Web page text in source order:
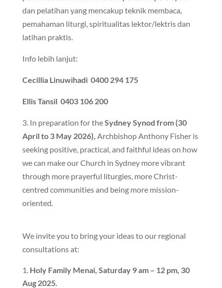
dan pelatihan yang mencakup teknik membaca,
pemahaman liturgi, spiritualitas lektor/lektris dan
latihan praktis.
Info lebih lanjut:
Cecillia Linuwihadi 0400 294 175
Ellis Tansil 0403 106 200
3. In preparation for theSydney Synod from (30
April to 3 May 2026), Archbishop Anthony Fisher is
seeking positive, practical, and faithful ideas on how
we can make our Church in Sydney more vibrant
through more prayerful liturgies, more Christ-
centred communities and being more mission-
oriented.
We invite you to bring your ideas to our regional
consultations at:
Holy Family Menai, Saturday 9 am – 12 pm, 30
Aug 2025.